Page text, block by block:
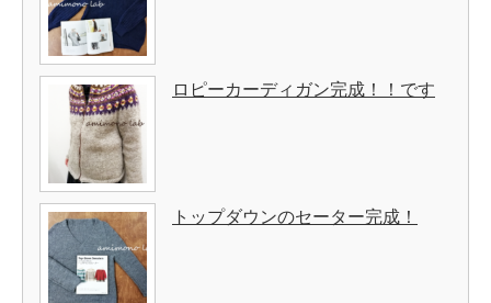
ロピーカーディガン完成！！です
トップダウンのセーター完成！